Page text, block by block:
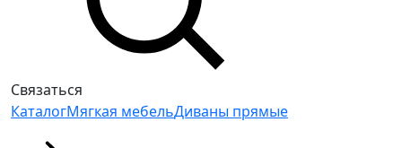
Связаться
КаталогМягкая мебельДиваны прямые